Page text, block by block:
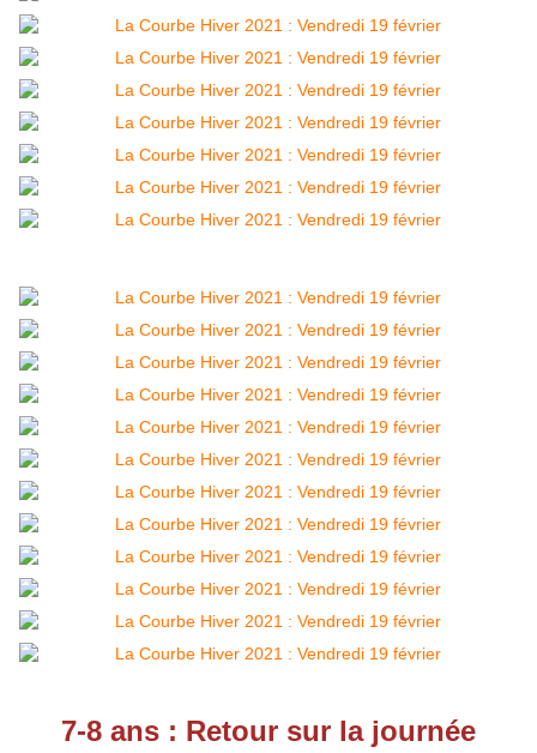
7-8 ans : Retour sur la journée